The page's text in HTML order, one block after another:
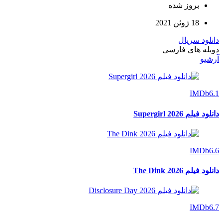
بروز‌ شده
18 ژوئن 2021
دانلود سریال
دوبله های فارسی
آرشیو
IMDb6.1
دانلود فیلم Supergirl 2026
IMDb6.6
دانلود فیلم The Dink 2026
IMDb6.7